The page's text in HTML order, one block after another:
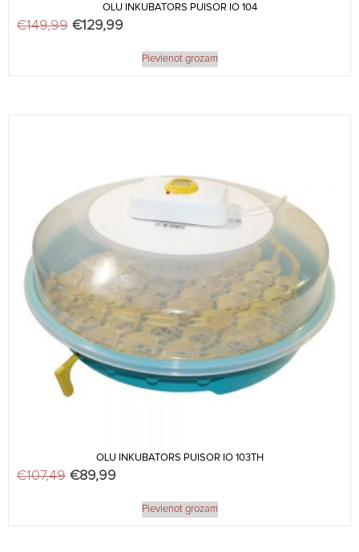
OLU INKUBATORS PUISOR IO 104
€149,99 Original price was: €149,99.
€129,99
Pievienot grozam
OLU INKUBATORS PUISOR IO 103TH
€107,49 Original price was: €107,49.
€89,99
Pievienot grozam